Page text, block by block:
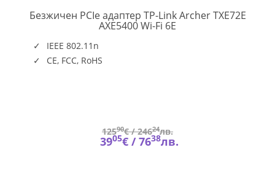
Безжичен PCIe адаптер TP-Link Archer TXE72E
AXE5400 Wi-Fi 6E
IEEE 802.11n
CE, FCC, RoHS
12590€ /24624лв.
3905€ /7638лв.